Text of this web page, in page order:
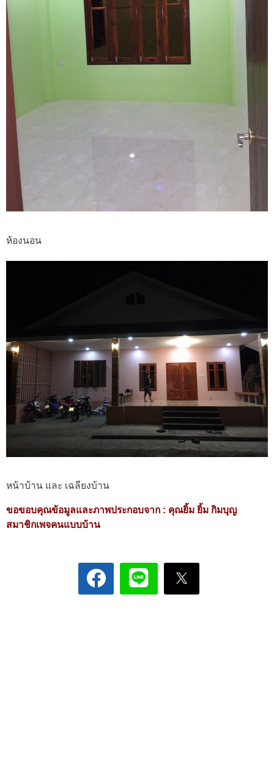
ห้องนอน
หน้าบ้าน และ เฉลียงบ้าน
ขอขอบคุณข้อมูลและภาพประกอบจาก : คุณยิ้ม ยิ้ม กิมบุญ
สมาชิกเพจคนแบบบ้าน